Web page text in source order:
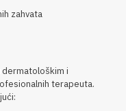
zahvata
i
terapeuta.